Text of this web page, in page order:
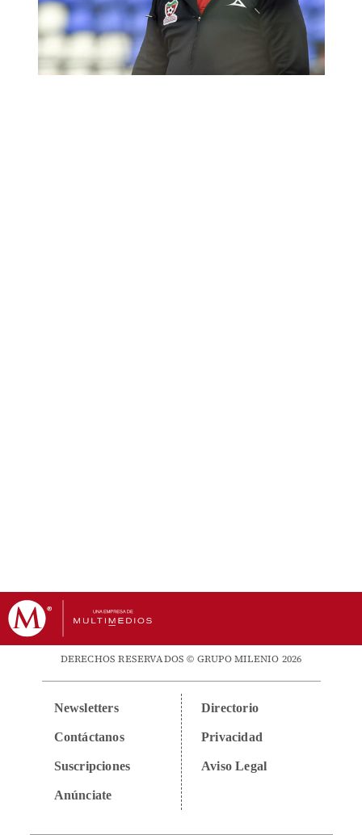
DERECHOS RESERVADOS © GRUPO MILENIO 2026
Newsletters
Contáctanos
Suscripciones
Anúnciate
Directorio
Privacidad
Aviso Legal